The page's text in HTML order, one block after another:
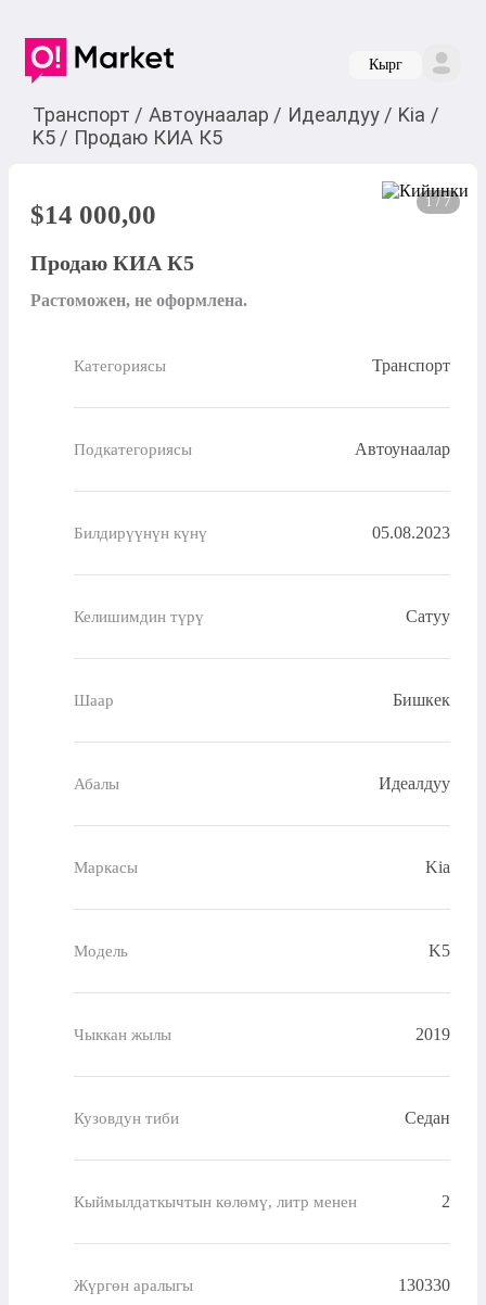
Кырг
Транспорт / Автоунаалар / Идеалдуу / Kia /
K5 / Продаю КИА К5
1 / 7
$14 000,00
Продаю КИА К5
Растоможен, не оформлена.
Категориясы Транспорт
Подкатегориясы Автоунаалар
Билдирүүнүн күнү 05.08.2023
Келишимдин түрү Сатуу
Шаар Бишкек
Абалы Идеалдуу
Маркасы Kia
Модель K5
Чыккан жылы 2019
Кузовдун тиби Седан
Кыймылдаткычтын көлөмү, литр менен 2
Жүргөн аралыгы 130330